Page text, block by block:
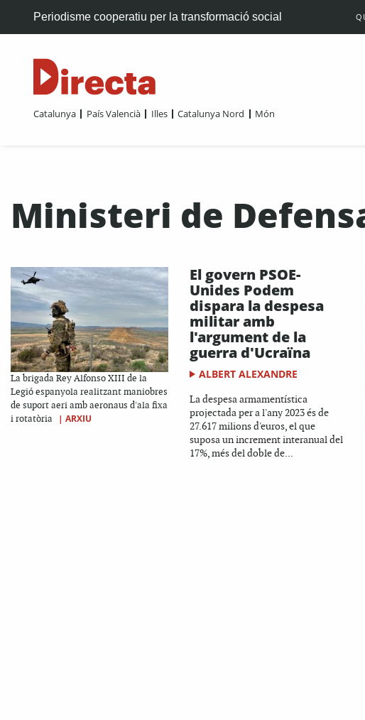
Periodisme cooperatiu per la transformació social
Catalunya País Valencià Illes Catalunya Nord Món
Ministeri de
La brigada Rey Alfonso XIII de la
Legió espanyola realitzant maniobres
de suport aeri amb aeronaus d'ala fixa
i rotatòria
| ARXIU
El govern PSOE-
Unides Podem
dispara la despesa
militar amb
l'argument de la
guerra d'Ucraïna
ALBERT ALEXANDRE
La despesa armamentística
projectada per a l'any 2023 és de
27.617 milions d'euros, el que
suposa un increment interanual del
17%, més del doble de...